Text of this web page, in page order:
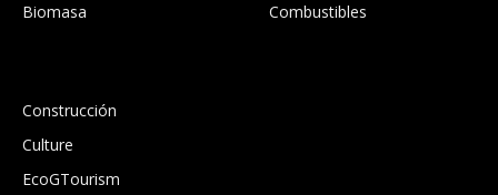
Biomasa
Combustibles
Construcción
Culture
EcoGTourism